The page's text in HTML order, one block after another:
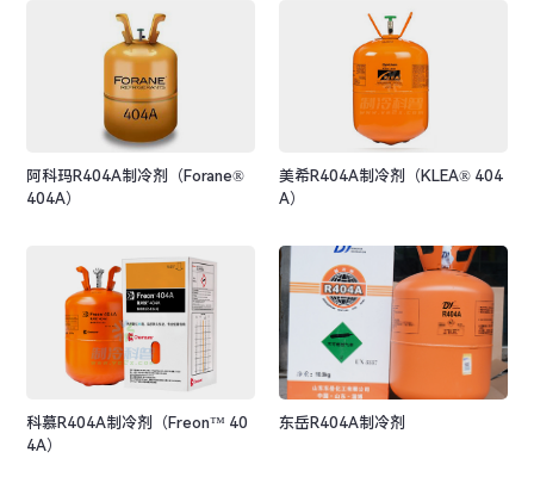
阿科玛R404A制冷剂（Forane®
404A）
美希R404A制冷剂（KLEA® 404
A）
科慕R404A制冷剂（Freon™ 40
4A）
东岳R404A制冷剂